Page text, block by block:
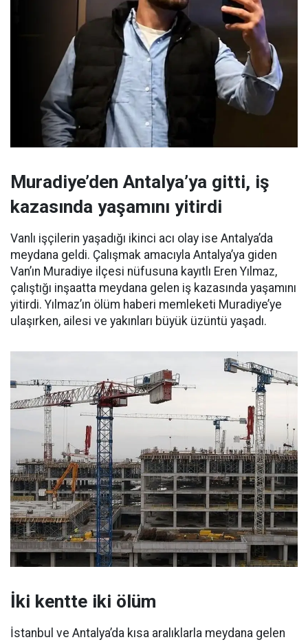
Muradiye’den Antalya’ya gitti, iş
kazasında yaşamını yitirdi
Vanlı işçilerin yaşadığı ikinci acı olay ise Antalya’da
meydana geldi. Çalışmak amacıyla Antalya’ya giden
Van’ın Muradiye ilçesi nüfusuna kayıtlı Eren Yılmaz,
çalıştığı inşaatta meydana gelen iş kazasında yaşamını
yitirdi. Yılmaz’ın ölüm haberi memleketi Muradiye’ye
ulaşırken, ailesi ve yakınları büyük üzüntü yaşadı.
İki kentte iki ölüm
İstanbul ve Antalya’da kısa aralıklarla meydana gelen